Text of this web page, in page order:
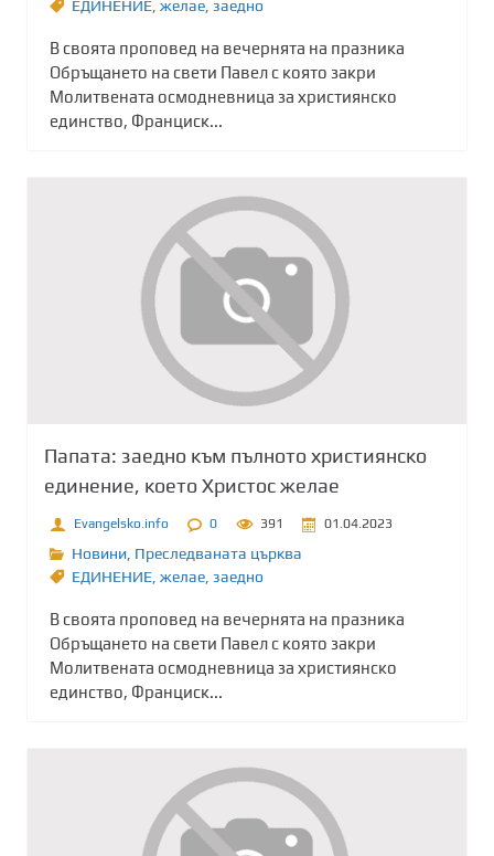
ЕДИНЕНИЕ, желае, заедно
В своята проповед на вечернята на празника
Обръщането на свети Павел с която закри
Молитвената осмодневница за християнско
единство, Франциск...
Папата: заедно към пълното християнско
единение, което Христос желае
Evangelsko.info 0 391 01.04.2023
Новини Преследваната църква
ЕДИНЕНИЕ желае заедно
В своята проповед на вечернята на празника
Обръщането на свети Павел с която закри
Молитвената осмодневница за християнско
единство, Франциск...